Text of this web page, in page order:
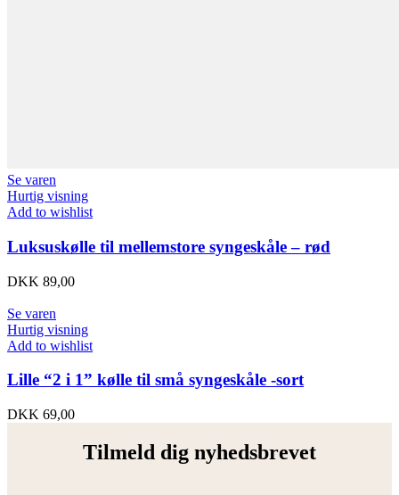
Se varen
Hurtig visning
Add to wishlist
Luksuskølle til mellemstore syngeskåle – rød
DKK 89,00
Se varen
Hurtig visning
Add to wishlist
Lille “2 i 1” kølle til små syngeskåle -sort
DKK 69,00
Tilmeld dig nyhedsbrevet